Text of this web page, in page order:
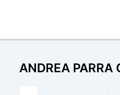
ANDREA PARRA